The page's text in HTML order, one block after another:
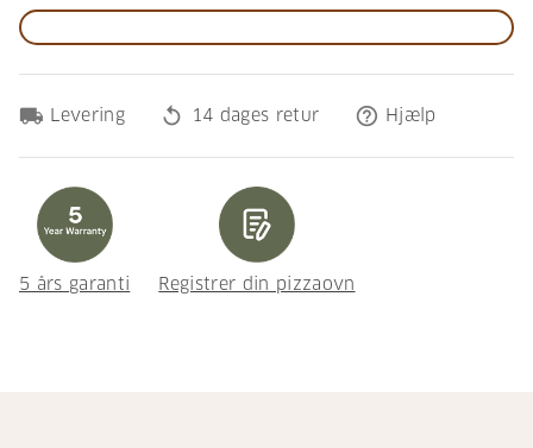
local_shipping Levering replay 14 dages retur help_outline Hjælp
5 års garanti Registrer din pizzaovn